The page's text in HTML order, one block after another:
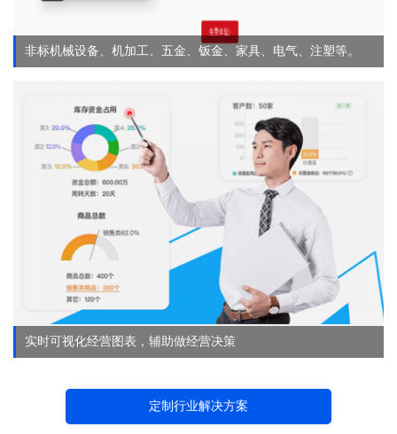
非标机械设备、机加工、五金、钣金、家具、电气、注塑等。
实时可视化经营图表，辅助做经营决策
定制行业解决方案